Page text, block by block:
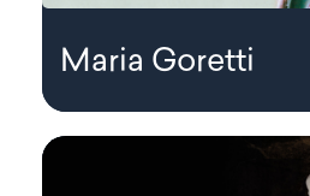
Maria Goretti